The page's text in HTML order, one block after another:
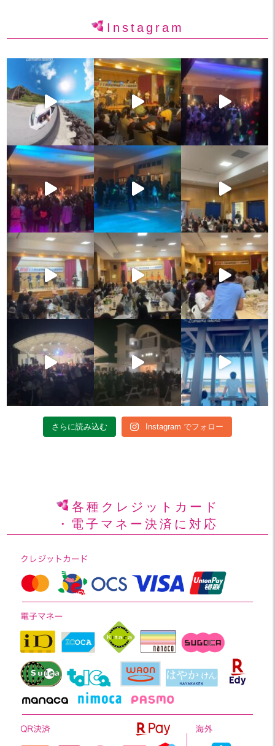
Instagram
さらに読み込む Instagram でフォロー
各種クレジットカード
・電子マネー決済に対応